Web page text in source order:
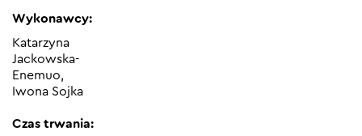
Wykonawcy:
Katarzyna
Jackowska-
Enemuo,
Iwona Sojka
Czas trwania: